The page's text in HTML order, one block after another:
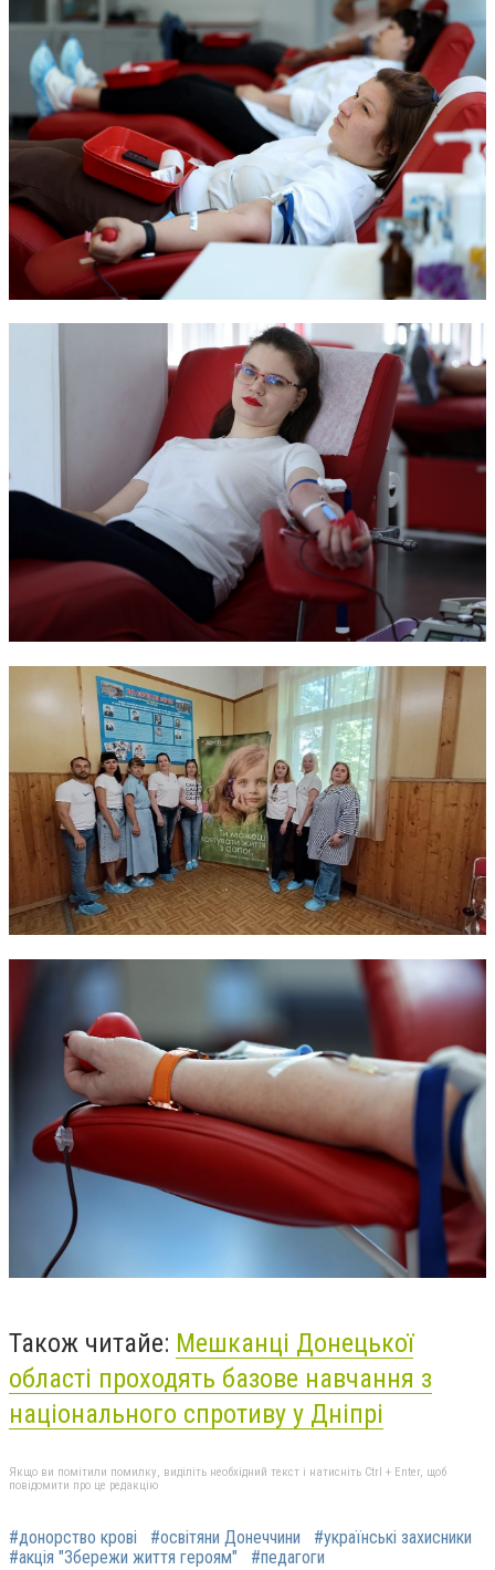
Також читайе: Мешканці Донецької
області проходять базове навчання з
національного спротиву у Дніпрі
Якщо ви помітили помилку, виділіть необхідний текст і натисніть Ctrl + Enter, щоб
повідомити про це редакцію
#донорство крові #освітяни Донеччини
#українські захисники
#акція "Збережи життя героям"
#педагоги